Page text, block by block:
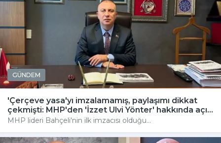
GÜNDEM
'Çerçeve yasa'yı imzalamamış, paylaşımı dikkat
çekmişti: MHP'den 'İzzet Ulvi Yönter' hakkında açı...
MHP lideri Bahçeli'nin ilk imzacısı olduğu...